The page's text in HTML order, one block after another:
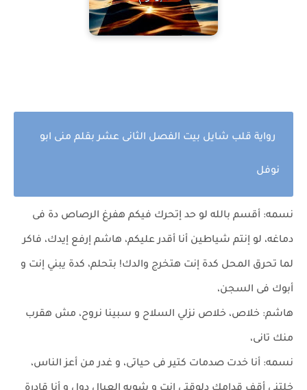
رواية قلب شايل بيت الفصل الثانى عشر بقلم منى ابو
نوفل
نسمه: أقسم بالله لو حد إتحرك فيكم هفرغ الرصاص دة فى
دماغه، لو إنتم شياطين أنا أقدر عليكم، هاشم إرفع إيدك، فاكر
لما تحرق المحل كدة إنت هتخرج والدك! بتحلم، كدة يبني إنت و
أبوك فى السجن،
هاشم: خلاص، خلاص نزلي السلاح و سبينا نروح، مش هقرب
منك تانى،
نسمه: أنا خدت صدمات كتير فى حياتى، و غدر من أعز الناس،